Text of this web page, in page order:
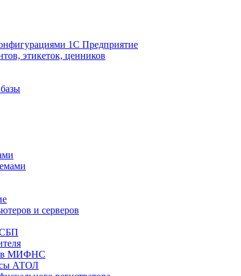
1С Предприятие
этикеток, ценников
и серверов
СБП
в МИФНС
АТОЛ